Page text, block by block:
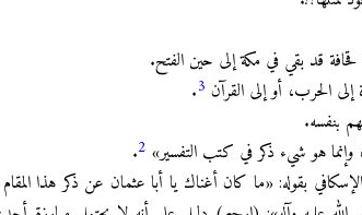
قد بقي في مكة إلى حين الفتح.
الحرب، أو إلى القرآن 3
.
بنفسه.
2
.
بقوله: «ما كان أغناك يا أبا عثمان عن ذكر هذا